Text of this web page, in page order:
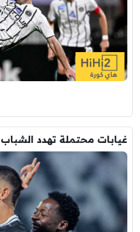
غيابات محتملة تهدد